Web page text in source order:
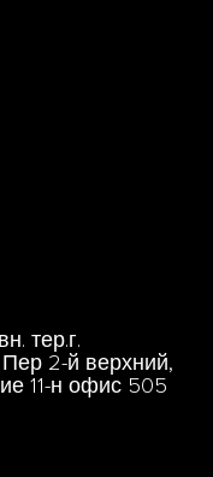
тер.г.
2-й верхний,
11-н офис 505